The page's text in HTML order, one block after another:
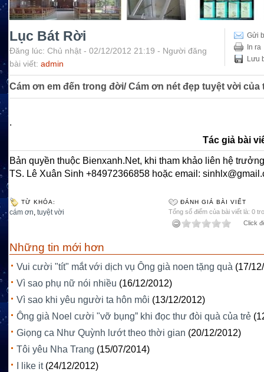
Gửi
In ra
Lưu
Lục Bát Rời
Đăng lúc: Chủ nhật - 02/12/2012 21:19 - Người đăng
bài viết: admin
Cám ơn em đến trong đời/ Cám ơn nét đẹp tuyệt vời của
.
Tác giả bài
Bản quyền thuộc Bienxanh.Net, khi tham khảo liên hệ
TS. Lê Xuân Sinh +84972366858 hoặc email:
TỪ KHÓA:
cám ơn, tuyệt vời
ĐÁNH GIÁ BÀI VIẾT
Tổng số điểm của bài viết là: 0
Click
Những tin mới hơn
Vui cười "tít" mắt với dịch vụ Ông già noen tặng quà (17/
Vì sao phụ nữ nói nhiều (16/12/2012)
Vì sao khi yêu người ta hôn môi (13/12/2012)
Ông già Noel cười "vỡ bụng” khi đọc thư đòi quà của trẻ
Giọng ca Như Quỳnh lướt theo thời gian (20/12/2012)
Tôi yêu Nha Trang (15/07/2014)
I like it (24/12/2012)